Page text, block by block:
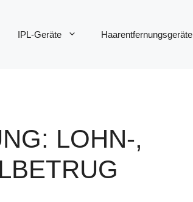
IPL-Geräte Haarentfernungsgeräte
LOHN-,